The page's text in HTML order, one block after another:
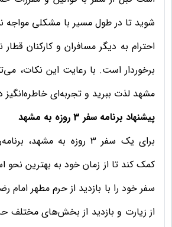
شوید تا در طول مسیر با مشکلی مواجه
احترام به دیگر مسافران و کارکنان
برخوردار است. با رعایت این نکات،
مشهد لذت ببرید و تجربه‌ای خاطره‌انگیز
پیشنهاد برنامه سفر 3 روزه به مشهد
برای یک سفر 3 روزه به
کمک کند تا از زمان خود به بهترین نحو
سفر خود را با بازدید از حرم مطهر امام
از زیارت و بازدید از بخش‌های مختلف